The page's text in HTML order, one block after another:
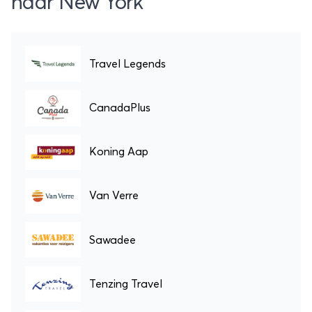
Travel Legends
CanadaPlus
Koning Aap
Van Verre
Sawadee
Tenzing Travel